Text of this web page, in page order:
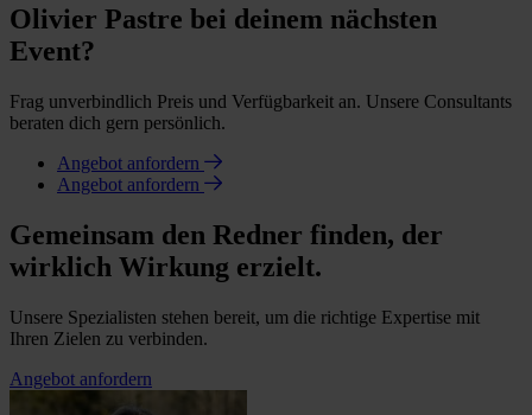
Olivier Pastre bei deinem nächsten
Event?
Frag unverbindlich Preis und Verfügbarkeit an. Unsere Consultants
beraten dich gern persönlich.
Angebot anfordern
Angebot anfordern
Gemeinsam den Redner finden, der
wirklich Wirkung erzielt.
Unsere Spezialisten stehen bereit, um die richtige Expertise mit
Ihren Zielen zu verbinden.
Angebot anfordern